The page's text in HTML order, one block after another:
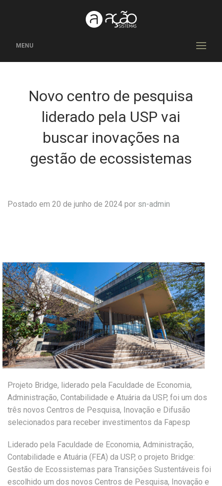
MENU
Novo centro de pesquisa
liderado pela USP vai
buscar inovações na
gestão de ecossistemas
Postado em 20 de junho de 2024 por sn-admin
Projeto Bridge, liderado pela Faculdade de Economia,
Administração, Contabilidade e Atuária da USP, foi um dos
três novos Centros de Pesquisa, Inovação e Difusão
selecionados para receber investimentos da Fapesp
Liderado pela Faculdade de Economia, Administração,
Contabilidade e Atuária (FEA) da USP, o projeto Bridge:
Gestão de Ecossistemas para Transições Sustentáveis foi
escolhido um dos novos Centros de Pesquisa, Inovação e